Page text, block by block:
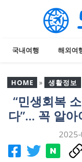
뛰
기
국내여행 해외여
HOME » 생활정보
“민생회복 소비쿠폰, 헷
리면 못 쓴다”… 꼭 알아
할 사용처와 신청방법
“민생회복
다”… 꼭 알아